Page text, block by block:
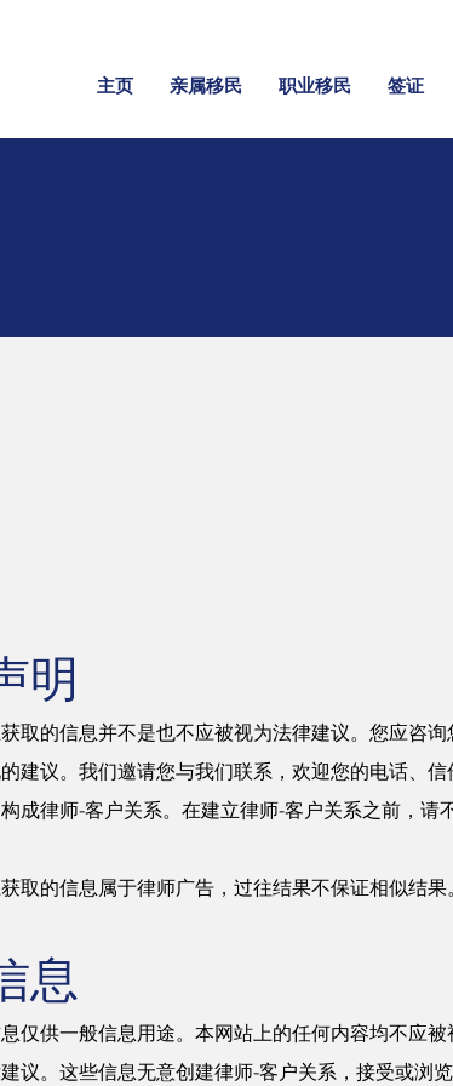
主页 亲属移民 职业移民 签证
明
明
取的信息并不是也不应被视为法律建议。您应咨
建议。我们邀请您与我们联系，欢迎您的电话、
成律师-客户关系。在建立律师-客户关系之前，请
取的信息属于律师广告，过往结果不保证相似结果
息
仅供一般信息用途。本网站上的任何内容均不应
议。这些信息无意创建律师-客户关系，接受或浏